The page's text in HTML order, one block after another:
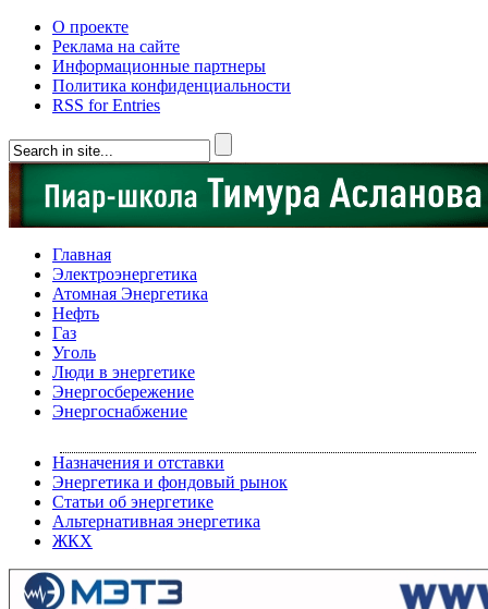
О проекте
Реклама на сайте
Информационные партнеры
Политика конфиденциальности
RSS for Entries
Главная
Электроэнергетика
Атомная Энергетика
Нефть
Газ
Уголь
Люди в энергетике
Энергосбережение
Энергоснабжение
Назначения и отставки
Энергетика и фондовый рынок
Статьи об энергетике
Альтернативная энергетика
ЖКХ